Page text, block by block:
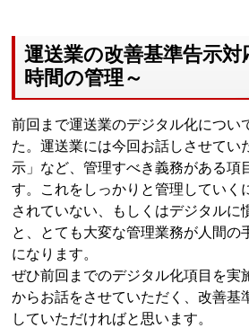
運送業の改善基準告示対
時間の管理～
前回まで運送業のデジタル化につい
た。運送業には今回お話しさせてい
示」など、管理すべき義務がある項
す。これをしっかりと管理していく
されていない、もしくはデジタルに
と、とても大変な管理業務が人間の
になります。
ぜひ前回までのデジタル化項目を実
からお話をさせていただく、改善基
していただければと思います。